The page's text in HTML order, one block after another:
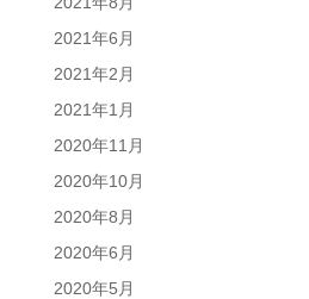
2021年6月
2021年2月
2021年1月
2020年11月
2020年10月
2020年8月
2020年6月
2020年5月